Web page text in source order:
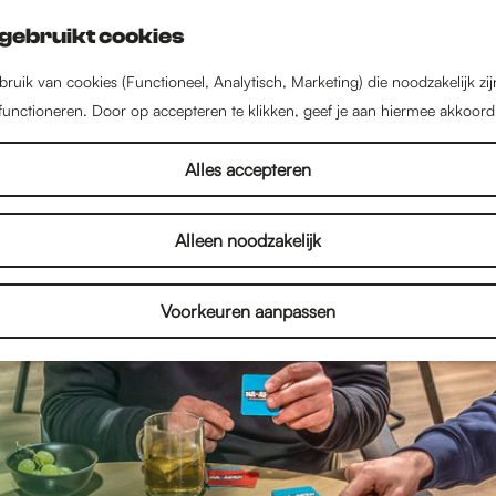
cookies
van cookies (Functioneel, Analytisch, Marketing) die noodzakelijk
Door op accepteren te klikken, geef je aan hiermee
Alles accepteren
Alleen noodzakelijk
Voorkeuren aanpassen